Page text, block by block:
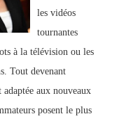
les vidéos
tournantes
à la télévision ou les
Tout devenant
aux nouveaux
posent le plus